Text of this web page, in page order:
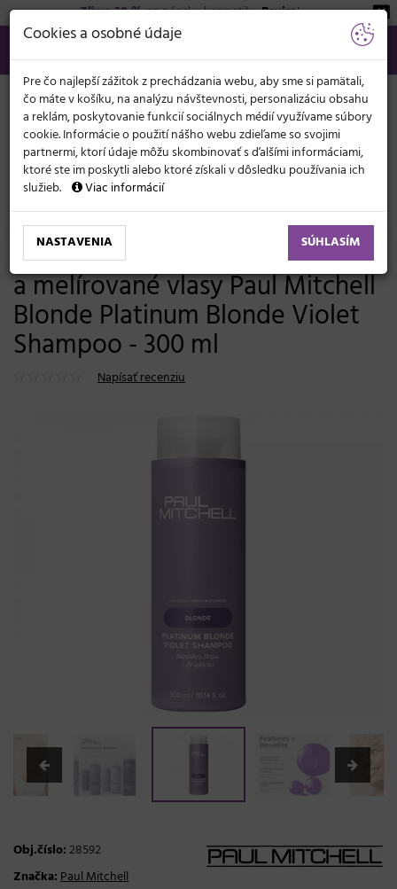
Zľava 20 %na pánsku kozmetikuBeviro!
02/21 201 099
info@svetkadernictva.sk
Po−pia: 8−17
Všetko o nákupe €
KATEGÓRIE
MENU
Vlasová kozmetika Šampóny Biele vlasy - neutralizácia žlté
Neutralizačný šampón pre blond
a melírované vlasy Paul Mitchell
Blonde Platinum Blonde Violet
Shampoo - 300 ml
Napísať recenziu
Obj.číslo:28592
Značka:Paul Mitchell
Cookies a osobné údaje
Pre čo najlepší zážitok z prechádzania webu, aby sme si pamätali,
čo máte v košíku, na analýzu návštevnosti, personalizáciu obsahu
a reklám, poskytovanie funkcií sociálnych médií využívame súbory
cookie. Informácie o použití nášho webu zdieľame so svojimi
partnermi, ktorí údaje môžu skombinovať s ďalšími informáciami,
ktoré ste im poskytli alebo ktoré získali v dôsledku používania ich
služieb.
Viac informácií
NASTAVENIA SÚHLASÍM